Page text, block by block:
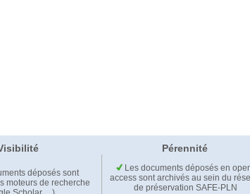
Pérennité
déposés sont
moteurs de recherche
Les documents déposés en
access sont archivés au sein du
de préservation SAFE-PLN